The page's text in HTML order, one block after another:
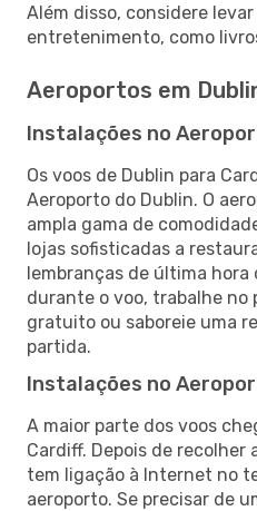
Além disso, considere
entretenimento, como
Aeroportos em
Instalações no
Os voos de Dublin para
Aeroporto do Dublin. O
ampla gama de
lojas sofisticadas a
lembranças de última
durante o voo, trabalhe no
gratuito ou saboreie uma
partida.
Instalações no
A maior parte dos voos
Cardiff. Depois de recolher
tem ligação à Internet no
aeroporto. Se precisar de